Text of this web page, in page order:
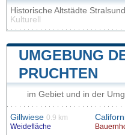
Historische Altstädte
Kulturell
UMGEBUNG
PRUCHTEN
im Gebiet und in der
Gillwiese 0.9 km
Weidefläche